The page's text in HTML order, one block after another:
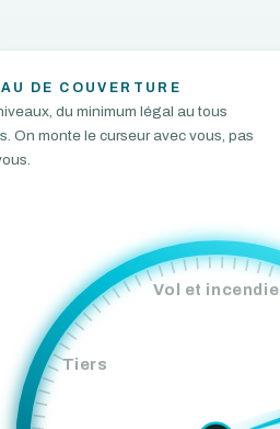
DE COUVERTURE
du minimum légal au tous
On monte le curseur avec vous, pas
Tiers
Vol et incendie